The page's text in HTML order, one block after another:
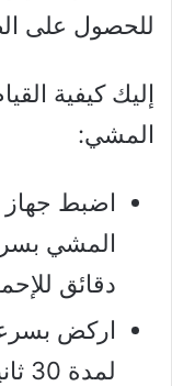
للحصول على
المشي:
اضبط
دقائق
لمدة 30 ثانية.